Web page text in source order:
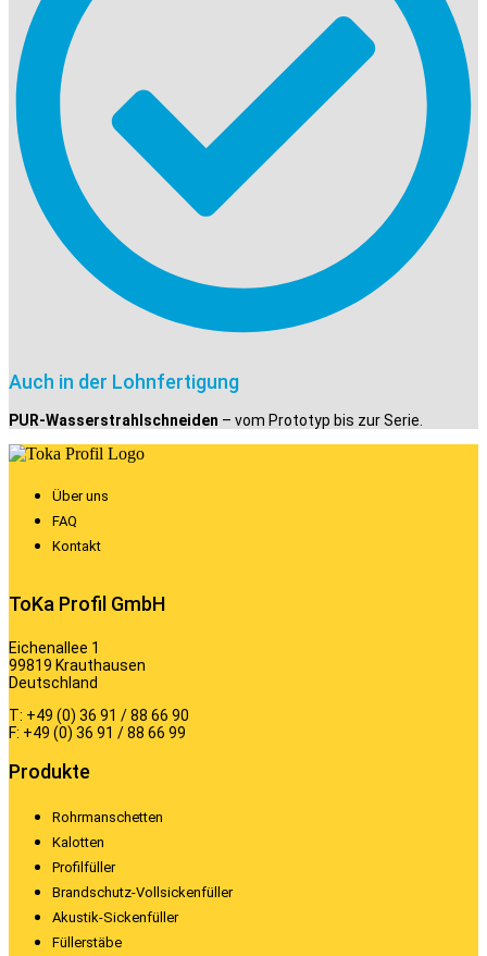
Auch in der Lohnfertigung
PUR-Wasserstrahlschneiden – vom Prototyp bis zur Serie.
Über uns
FAQ
Kontakt
ToKa Profil GmbH
Eichenallee 1
99819 Krauthausen
Deutschland
T: +49 (0) 36 91 / 88 66 90
F: +49 (0) 36 91 / 88 66 99
Produkte
Rohrmanschetten
Kalotten
Profilfüller
Brandschutz-Vollsickenfüller
Akustik-Sickenfüller
Füllerstäbe